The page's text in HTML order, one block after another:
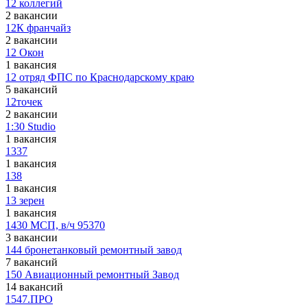
12 коллегий
2 вакансии
12К франчайз
2 вакансии
12 Окон
1 вакансия
12 отряд ФПС по Краснодарскому краю
5 вакансий
12точек
2 вакансии
1:30 Studio
1 вакансия
1337
1 вакансия
138
1 вакансия
13 зерен
1 вакансия
1430 МСП, в/ч 95370
3 вакансии
144 бронетанковый ремонтный завод
7 вакансий
150 Авиационный ремонтный Завод
14 вакансий
1547.ПРО